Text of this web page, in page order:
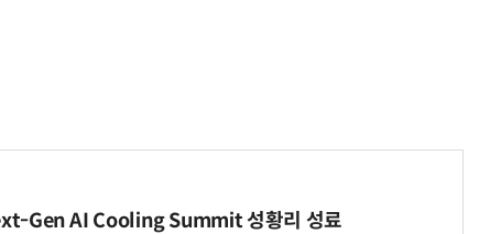
Gen AI Cooling Summit 성황리 성료